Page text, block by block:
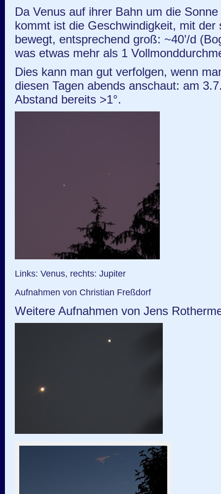
Da Venus auf ihrer Bahn um die
kommt ist die Geschwindigkeit, mit der
bewegt, entsprechend groß: ~40’/d
was etwas mehr als 1
Dies kann man gut verfolgen, wenn
diesen Tagen abends anschaut: am
Abstand bereits >1°.
Links: Venus, rechts: Jupiter
Aufnahmen von Christian Freßdorf
Weitere Aufnahmen von Jens